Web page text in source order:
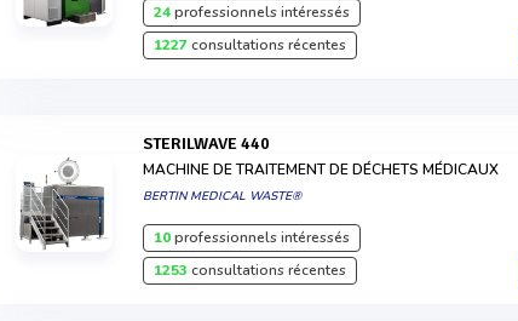
24professionnels intéressés
1227consultations récentes
STERILWAVE 440
MACHINE DE TRAITEMENT DE DÉCHETS MÉDICAUX
BERTIN MEDICAL WASTE®
10professionnels intéressés
1253 consultations récentes